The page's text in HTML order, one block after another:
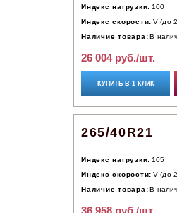
Индекс нагрузки: 100
Индекс скорости: V (до
Наличие товара: В
26 004 руб./шт.
КУПИТЬ В 1 КЛИК
265/40R21
Индекс нагрузки: 105
Индекс скорости: V (до
Наличие товара: В
36 958 руб./шт.